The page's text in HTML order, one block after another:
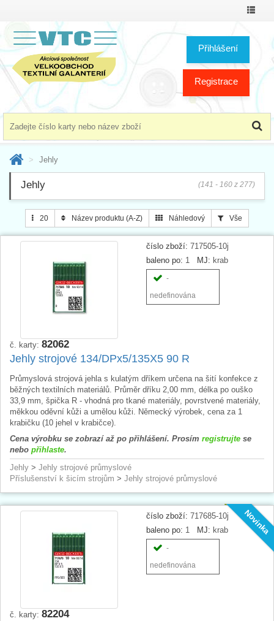
Přihlášení
Registrace
Jehly
Jehly (141 - 160 z 277)
20 Název produktu (A-Z) Náhledový Vše
číslo zboží: 717505-10j
baleno po: 1 MJ: krab
-
nedefinována
č. karty: 82062
Jehly strojové 134/DPx5/135X5 90 R
Průmyslová strojová jehla s kulatým dříkem určena na šití konfekce z
běžných textilních materiálů. Průměr dříku 2,00 mm, délka po ouško
33,9 mm, špička R - vhodná pro tkané materiály, povrstvené materiály,
měkkou oděvní kůži a umělou kůži. Německý výrobek, cena za 1
krabičku (10 jehel v krabičce).
Cena výrobku se zobrazí až po přihlášení. Prosím registrujte se
nebo přihlaste.
Jehly > Jehly strojové průmyslové
Příslušenství k šicím strojům > Jehly strojové průmyslové
Novinka
číslo zboží: 717685-10j
baleno po: 1 MJ: krab
-
nedefinována
č. karty: 82204